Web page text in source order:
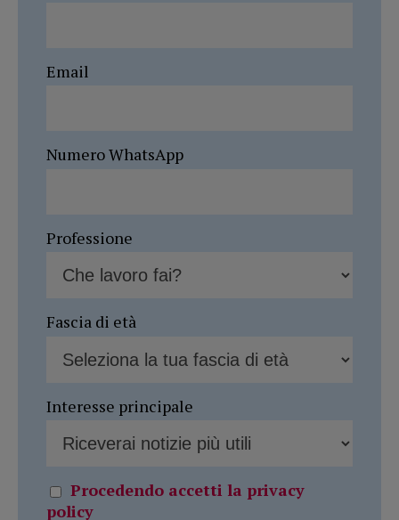
Email
Numero WhatsApp
Professione
Fascia di età
Interesse principale
Procedendo accetti la privacy
policy